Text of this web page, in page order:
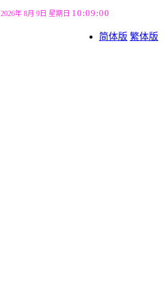
2026年 8月 9日 星期日 10:09:02
简体版 繁体版